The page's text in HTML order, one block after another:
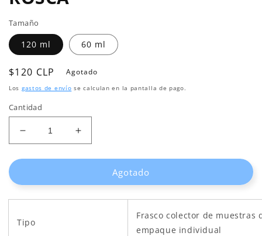
Tamaño
120 ml 60 ml
Precio
habitual
$120 CLP Agotado
Los gastos de envío se calculan en la pantalla de pago.
Cantidad
Reducir
cantidad
para
DE
ORINA
ESTÉRIL
Aumentar
cantidad
para
FRASCO
DE
ORINA
Agotado
Tipo
Frasco colector de muestras
empaque individual